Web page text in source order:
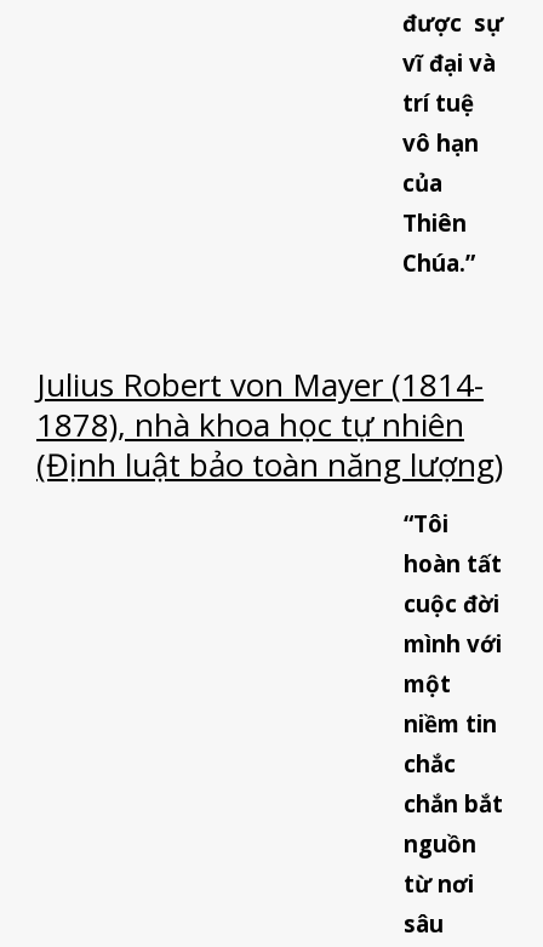
được sự
vĩ đại và
trí tuệ
vô hạn
của
Thiên
Chúa.”
Julius Robert von Mayer (1814-
1878), nhà khoa học tự nhiên
(Định luật bảo toàn năng lượng)
“Tôi
hoàn tất
cuộc đời
mình với
một
niềm tin
chắc
chắn bắt
nguồn
từ nơi
sâu